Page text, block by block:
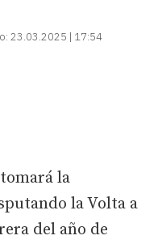
23.03.2025 | 17:54
la
la Volta a
del año de